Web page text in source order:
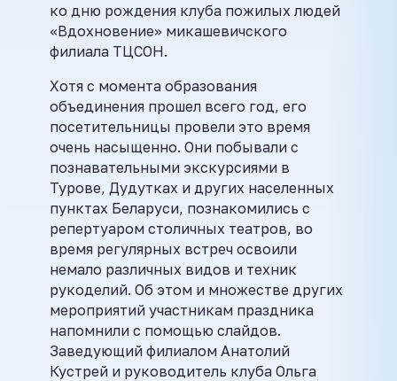
ко дню рождения клуба пожилых людей
«Вдохновение» микашевичского
филиала ТЦСОН.
Хотя с момента образования
объединения прошел всего год, его
посетительницы провели это время
очень насыщенно. Они побывали с
познавательными экскурсиями в
Турове, Дудутках и других населенных
пунктах Беларуси, познакомились с
репертуаром столичных театров, во
время регулярных встреч освоили
немало различных видов и техник
рукоделий. Об этом и множестве других
мероприятий участникам праздника
напомнили с помощью слайдов.
Заведующий филиалом Анатолий
Кустрей и руководитель клуба Ольга